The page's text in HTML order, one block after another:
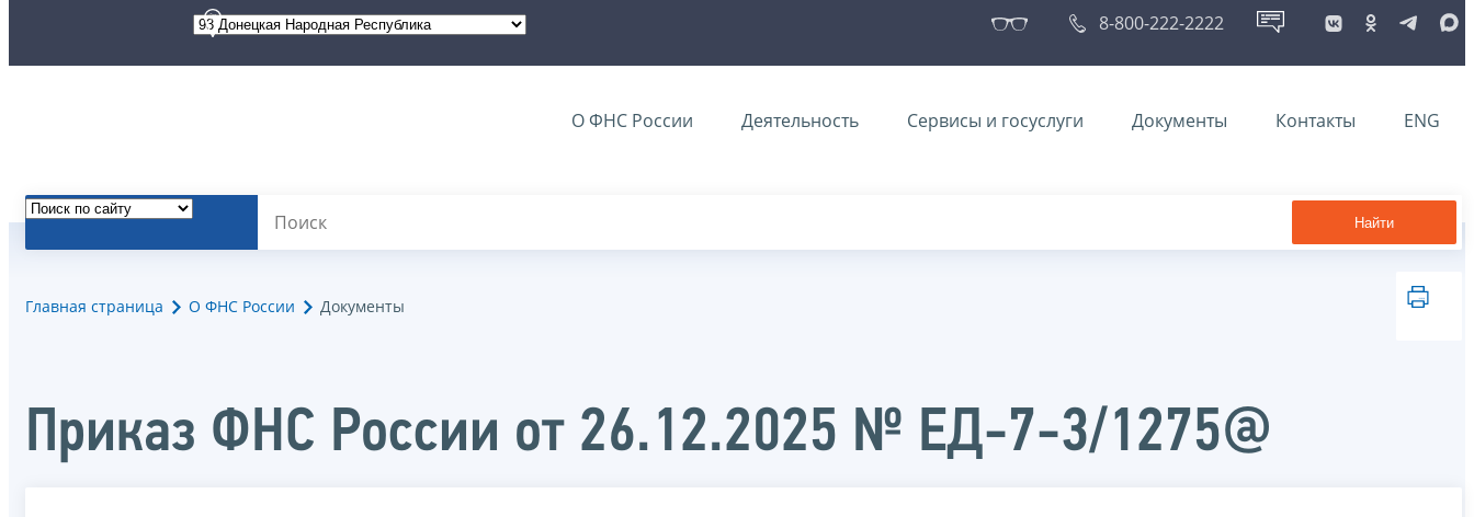
8-800-222-2222
О ФНС России Деятельность Сервисы и госуслуги Документы Контакты ENG
Найти
Главная страница О ФНС России Документы
Приказ ФНС России от 26.12.2025 № ЕД-7-3/1275@